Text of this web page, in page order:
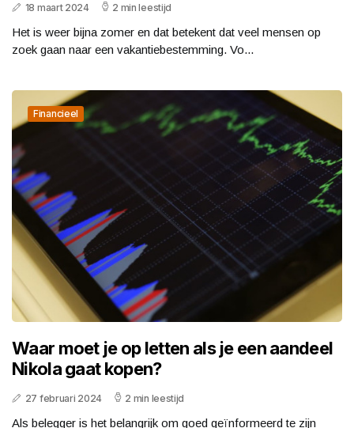
18 maart 2024 2 min leestijd
Het is weer bijna zomer en dat betekent dat veel mensen op
zoek gaan naar een vakantiebestemming. Vo...
Financieel
Waar moet je op letten als je een aandeel
Nikola gaat kopen?
27 februari 2024 2 min leestijd
Als belegger is het belangrijk om goed geïnformeerd te zijn